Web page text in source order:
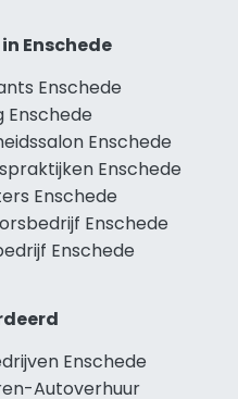
Enschede
Enschede
Enschede
Enschede
Enschede
Enschede
Enschede
Enschede
Enschede
Autoverhuur